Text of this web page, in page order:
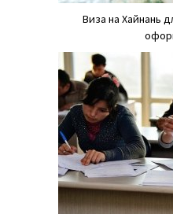
Виза на Хайнань